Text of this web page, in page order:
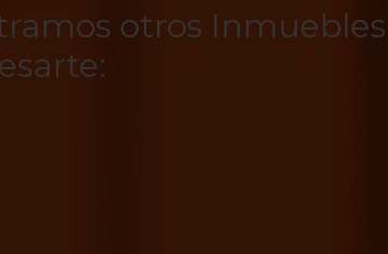
otros Inmuebles